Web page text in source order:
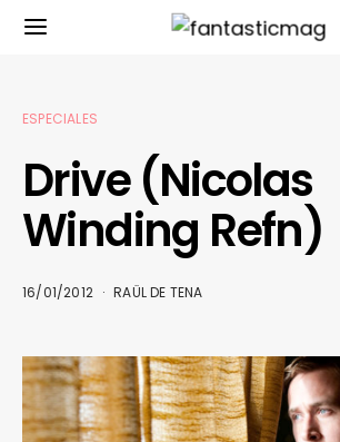
ESPECIALES
Drive (Nicolas
Winding Refn)
16/01/2012 RAÜL DE TENA